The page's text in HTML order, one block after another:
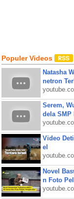
Populer Videos
Natasha
netron
Serem,
dela SMP
Video
el
Novel
n Foto